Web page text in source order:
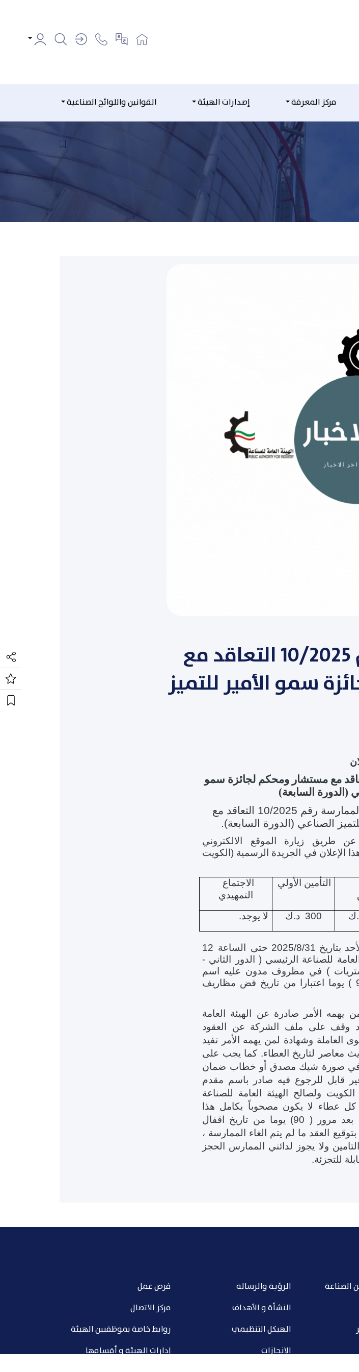
مركز المعرفة إصدارات الهيئة القوانين واللوائح الصناعية
طرح الممارسة رقم 10/2025 التعاقد مع
سمو الأمير للتميز
رقم 10/2025 التعاقد مع مستشار ومحكم لجائزة سمو
(الدورة السابعة)
الممارسة رقم 10/2025 التعاقد مع
الصناعي (الدورة السابعة).
طريق زيارة الموقع الالكتروني
الإعلان في الجريدة الرسمية (الكويت
التأمين الأولي
الاجتماع
التمهيدي
300 د.ك لا يوجد.
بتاريخ 31
/
8
/
2025
حتى الساعة 12
للصناعة الرئيسي ( الدور الثاني -
) في مظروف مدون عليه اسم
الممارسة وتسري العطاءات لمدة ( 90 ) يوما اعتبارا من تاريخ فض مظاريف
الأمر صادرة عن الهيئة العامة
وقف على ملف الشركة عن العقود
العاملة وشهادة لمن يهمه الأمر تفيد
معاصر لتاريخ العطاء. كما يجب على
في صورة شيك مصدق أو خطاب ضمان
للرجوع فيه صادر باسم مقدم
ولصالح الهيئة العامة للصناعة
كل عطاء لا يكون مصحوباً بكامل هذا
التامين ، ولا يجوز رد التامين الاولي إلا بعد مرور ( 90) يوما من تاريخ اقفال
العقد ما لم يتم الغاء الممارسة ،
ولا يجوز لدائني الممارس الحجز
للتجزئة.
الصناعة
الرؤية والرسالة
النشأة و الأهداف
الهيكل التنظيمي
الإنجازات
فرص عمل
مركز الاتصال
روابط خاصة بموظفيين الهيئة
إدارات الهيئة و أقسامها